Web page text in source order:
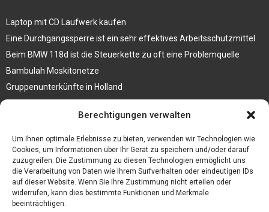
Berechtigungen verwalten
Um Ihnen optimale Erlebnisse zu bieten, verwenden wir Technologien wie
Cookies, um Informationen über Ihr Gerät zu speichern und/oder darauf
zuzugreifen. Die Zustimmung zu diesen Technologien ermöglicht uns
die Verarbeitung von Daten wie Ihrem Surfverhalten oder eindeutigen IDs
auf dieser Website. Wenn Sie Ihre Zustimmung nicht erteilen oder
widerrufen, kann dies bestimmte Funktionen und Merkmale
beeinträchtigen.
Laptop mit CD Laufwerk kaufen
Eine Durchgangssperre ist ein sehr effektives Arbeitsschutzmittel
Beim BMW 118d ist die Steuerkette zu oft eine Problemquelle
Bambulah Moskitonetze
Gruppenunterkünfte in Holland
Jutebeutel kaufen und ihre Strapazierfähigkeit nutzen
Personalhandbuch
10 Tipps um einen guten Eindruck zu machen
Sahnemaschine